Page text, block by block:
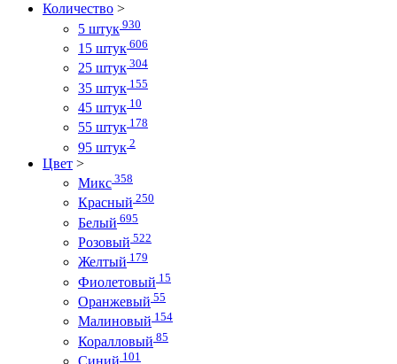
Количество >
5 штук 930
15 штук 606
25 штук 304
35 штук 155
45 штук 10
55 штук 178
95 штук 2
Цвет >
Микс 358
Красный 250
Белый 695
Розовый 522
Желтый 179
Фиолетовый 15
Оранжевый 55
Малиновый 154
Коралловый 85
Синий 101